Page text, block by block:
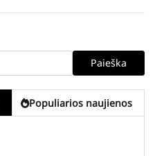
Paieška
Populiarios naujienos